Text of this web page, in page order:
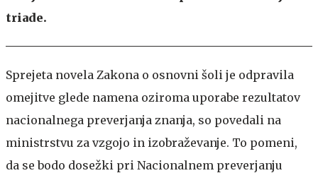
triade.
Sprejeta novela Zakona o osnovni šoli je odpravila
omejitve glede namena oziroma uporabe rezultatov
nacionalnega preverjanja znanja, so povedali na
ministrstvu za vzgojo in izobraževanje. To pomeni,
da se bodo dosežki pri Nacionalnem preverjanju